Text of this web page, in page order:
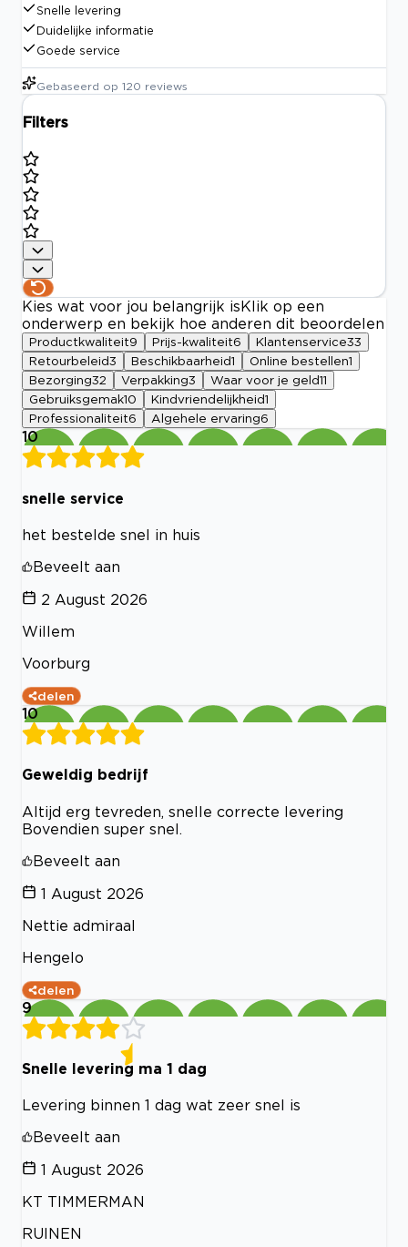
Snelle levering
Duidelijke informatie
Goede service
Gebaseerd op 120 reviews
Filters
Kies wat voor jou belangrijk is Klik op een
onderwerp en bekijk hoe anderen dit beoordelen
Productkwaliteit9 Prijs-kwaliteit6 Klantenservice33
Retourbeleid3 Beschikbaarheid1 Online bestellen1
Bezorging32 Verpakking3 Waar voor je geld11
Gebruiksgemak10 Kindvriendelijkheid1
Professionaliteit6 Algehele ervaring6
10
snelle service
het bestelde snel in huis
Beveelt aan
2 August 2026
Willem
Voorburg
delen
10
Geweldig bedrijf
Altijd erg tevreden, snelle correcte levering
Bovendien super snel.
Beveelt aan
1 August 2026
Nettie admiraal
Hengelo
delen
9
Snelle levering ma 1 dag
Levering binnen 1 dag wat zeer snel is
Beveelt aan
1 August 2026
KT TIMMERMAN
RUINEN